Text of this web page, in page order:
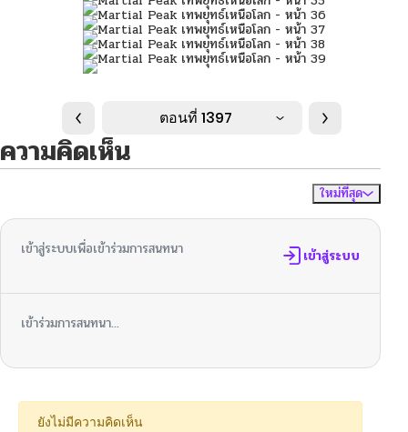
ตอนที่ 1397
ความคิดเห็น
ใหม่ที่สุด
เข้าสู่ระบบเพื่อเข้าร่วมการสนทนา เข้าสู่ระบบ
เข้าร่วมการสนทนา...
ยังไม่มีความคิดเห็น